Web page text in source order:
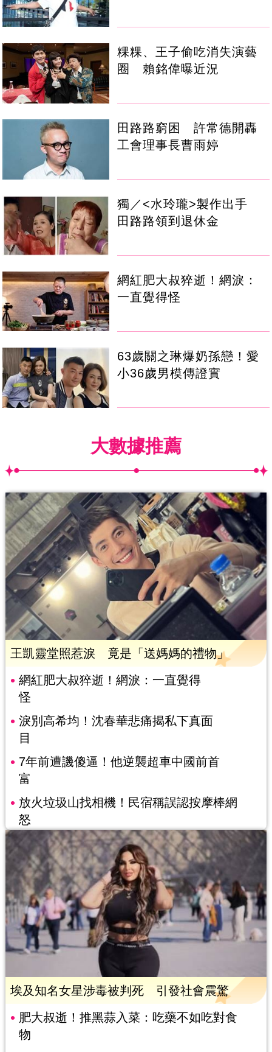
粿粿、王子偷吃消失演藝
圈 賴銘偉曝近況
田路路窮困 許常德開轟
工會理事長曹雨婷
獨／<水玲瓏>製作出手
田路路領到退休金
網紅肥大叔猝逝！網淚：
一直覺得怪
63歲關之琳爆奶孫戀！愛
小36歲男模傳證實
大數據推薦
王凱靈堂照惹淚 竟是「送媽媽的禮物」
網紅肥大叔猝逝！網淚：一直覺得
怪
淚別高希均！沈春華悲痛揭私下真面
目
7年前遭譏傻逼！他逆襲超車中國前首
富
放火垃圾山找相機！民宿稱誤認按摩棒網
怒
埃及知名女星涉毒被判死 引發社會震驚
肥大叔逝！推黑蒜入菜：吃藥不如吃對食
物